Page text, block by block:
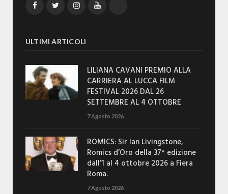
FacebookTwitterInstagramYouTube
ULTIMI ARTICOLI
LILIANA CAVANI PREMIO ALLA
CARRIERA AL LUCCA FILM
FESTIVAL 2026 DAL 26
SETTEMBRE AL 4 OTTOBRE
7 Agosto 2026
ROMICS: Sir Ian Livingstone,
Romics d’Oro della 37^ edizione
dall’1 al 4 ottobre 2026 a Fiera
Roma.
7 Agosto 2026